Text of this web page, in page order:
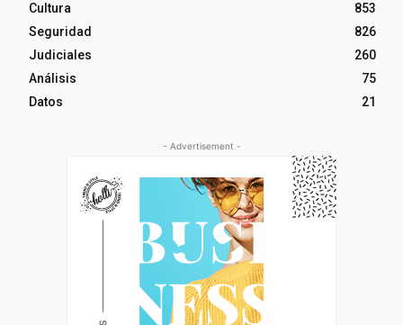
Cultura
853
Seguridad
826
Judiciales
260
Análisis
75
Datos
21
- Advertisement -